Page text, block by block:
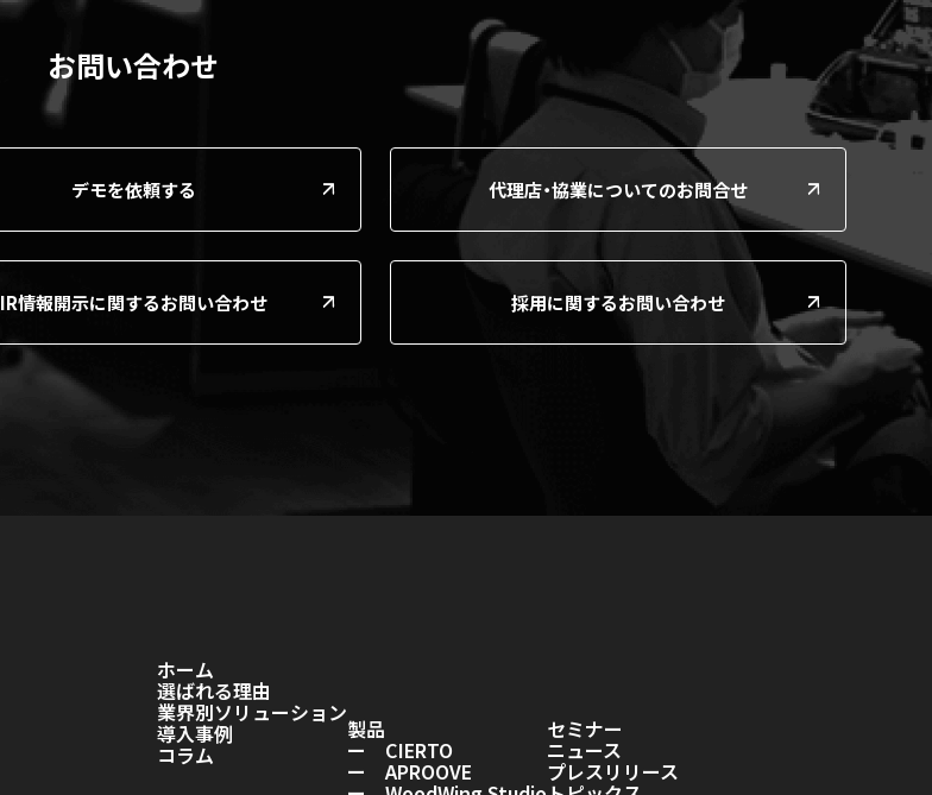
お問い合わせ
デモを依頼する 代理店・協業についてのお問合せ
IR情報開示に関するお問い合わせ 採用に関するお問い合わせ
ホーム
選ばれる理由
業界別ソリューション
導入事例
コラム
製品
ー CIERTO
ー APROOVE
セミナー
ニュース
プレスリリース